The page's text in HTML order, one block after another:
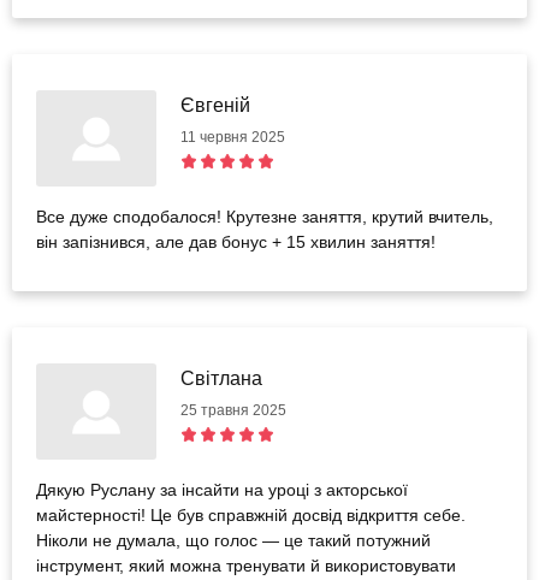
Євгеній
11 червня 2025
Все дуже сподобалося! Крутезне заняття, крутий вчитель,
він запізнився, але дав бонус + 15 хвилин заняття!
Свiтлана
25 травня 2025
Дякую Руслану за інсайти на уроці з акторської
майстерності! Це був справжній досвід відкриття себе.
Ніколи не думала, що голос — це такий потужний
інструмент, який можна тренувати й використовувати